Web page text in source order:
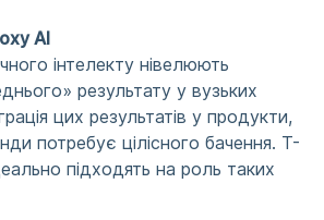
AI
інтелекту нівелюють
результату у вузьких
цих результатів у продукти,
потребує цілісного бачення. T-
підходять на роль таких